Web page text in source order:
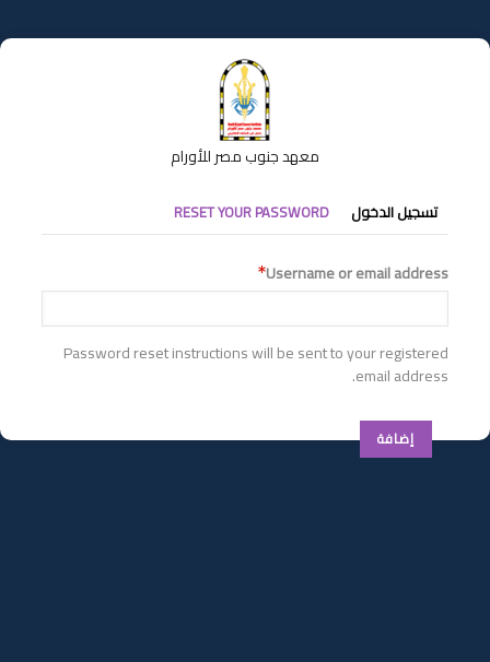
إلى
المحتوى
معهد جنوب مصر للأورام
التبويبات
الأساسية
تسجيل الدخول RESET YOUR PASSWORD
Username or email address
Password reset instructions will be sent to your registered
email address.